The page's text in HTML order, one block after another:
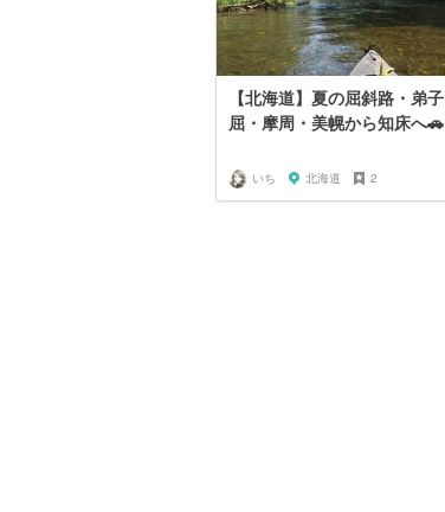
【北海道】夏の屈斜路・弟子
屈・摩周・美幌から知床へ🚗
いち 北海道 2